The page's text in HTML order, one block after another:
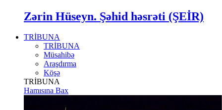
Zərin Hüseyn. Şəhid həsrəti (ŞEİR)
TRİBUNA
TRİBUNA
Müsahibə
Araşdırma
Köşə
TRİBUNA
Hamısına Bax